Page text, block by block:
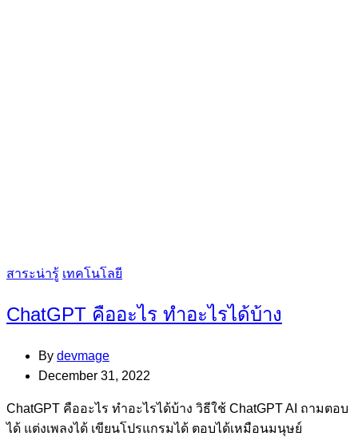
Categories
สาระน่ารู้ เทคโนโลยี
ChatGPT คืออะไร ทำอะไรได้บ้าง
By devmage
December 31, 2022
ChatGPT คืออะไร ทำอะไรได้บ้าง วิธีใช้ ChatGPT AI ถามตอบ
ได้ แต่งเพลงได้ เขียนโปรแกรมได้ ตอบได้เหมือนมนุษย์